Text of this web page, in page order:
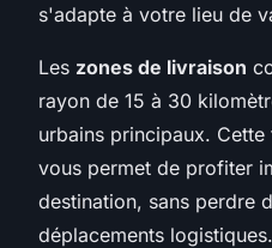
s'adapte à votre lieu de
Les zones de livraison
rayon de 15 à 30
urbains principaux.
vous permet de profiter
destination, sans perdre
déplacements logistiques.